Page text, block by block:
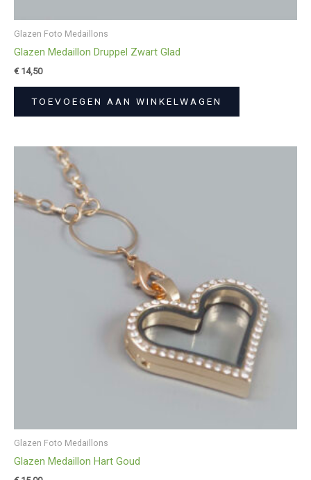
Glazen Foto Medaillons
Glazen Medaillon Druppel Zwart Glad
€14,50
TOEVOEGEN AAN WINKELWAGEN
Glazen Foto Medaillons
Glazen Medaillon Hart Goud